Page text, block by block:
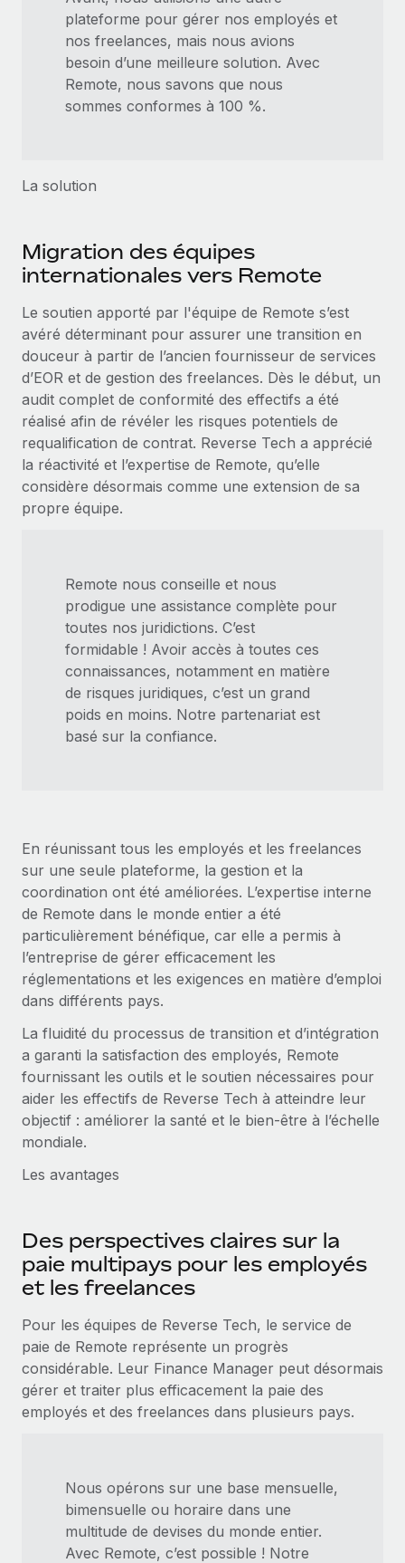
plateforme pour gérer nos employés et
nos freelances, mais nous avions
besoin d’une meilleure solution. Avec
Remote, nous savons que nous
sommes conformes à 100 %.
La solution
Migration des équipes
internationales vers Remote
Le soutien apporté par l'équipe de Remote s’est
avéré déterminant pour assurer une transition en
douceur à partir de l’ancien fournisseur de services
d’EOR et de gestion des freelances. Dès le début, un
audit complet de conformité des effectifs a été
réalisé afin de révéler les risques potentiels de
requalification de contrat. Reverse Tech a apprécié
la réactivité et l’expertise de Remote, qu’elle
considère désormais comme une extension de sa
propre équipe.
Remote nous conseille et nous
prodigue une assistance complète pour
toutes nos juridictions. C’est
formidable ! Avoir accès à toutes ces
connaissances, notamment en matière
de risques juridiques, c’est un grand
poids en moins. Notre partenariat est
basé sur la confiance.
En réunissant tous les employés et les freelances
sur une seule plateforme, la gestion et la
coordination ont été améliorées. L’expertise interne
de Remote dans le monde entier a été
particulièrement bénéfique, car elle a permis à
l’entreprise de gérer efficacement les
réglementations et les exigences en matière d’emploi
dans différents pays.
La fluidité du processus de transition et d’intégration
a garanti la satisfaction des employés, Remote
fournissant les outils et le soutien nécessaires pour
aider les effectifs de Reverse Tech à atteindre leur
objectif : améliorer la santé et le bien-être à l’échelle
mondiale.
Les avantages
Des perspectives claires sur la
paie multipays pour les employés
et les freelances
Pour les équipes de Reverse Tech, le service de
paie de Remote représente un progrès
considérable. Leur Finance Manager peut désormais
gérer et traiter plus efficacement la paie des
employés et des freelances dans plusieurs pays.
Nous opérons sur une base mensuelle,
bimensuelle ou horaire dans une
multitude de devises du monde entier.
Avec Remote, c’est possible ! Notre